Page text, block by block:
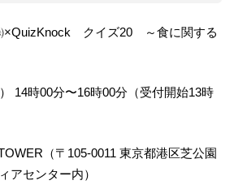
×QuizKnock クイズ20 ～食に関する
14時00分〜16時00分（受付開始13時
（〒105-0011 東京都港区芝公園
アセンター内）